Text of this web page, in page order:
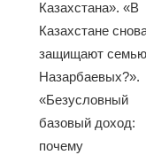
Казахстана». «В
Казахстане
защищают семью
Назарбаевых?».
«Безусловный
базовый доход:
почему